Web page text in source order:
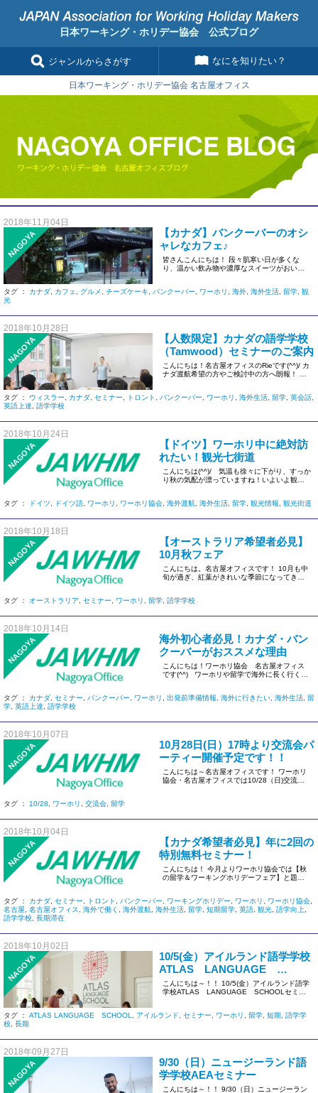
日本ワーキング・ホリデー協会 公式ブログ
ジャンルからさがす なにを知りたい？
日本ワーキング・ホリデー協会 名古屋オフィス
2018年11月04日
NAGOYA
【カナダ】バンクーバーのオシ
ャレなカフェ♪
皆さんこんにちは！ 段々肌寒い日が多くな
り、温かい飲み物や濃厚なスイーツがおいし
タグ ： カナダ, カフェ, グルメ , チーズケーキ, バンクーバー, ワーホリ , 海外, 海外生活, 留学, 観
光
2018年10月28日
NAGOYA
【人数限定】カナダの語学学校
（Tamwood）セミナーのご案内
こんにちは！名古屋オフィスのRieです(^^)/ カ
ナダ渡航希望の方やご検討中の方へ朗報！ カ
タグ ： ウィスラー, カナダ, セミナー, トロント , バンクーバー, ワーホリ , 海外生活, 留学, 英会話,
英語上達, 語学学校
2018年10月24日
NAGOYA
【ドイツ】ワーホリ中に絶対訪
れたい！観光七街道
こんにちは(^^)/ 気温も徐々に下がり、すっか
り秋の気配が漂っていますね！いよいよ観光
タグ ：
ドイツ, ドイツ語, ワーホリ , ワーホリ協会, 海外渡航, 海外生活, 留学, 観光情報, 観光街道
2018年10月18日
NAGOYA
【オーストラリア希望者必見】
10月秋フェア
こんにちは。名古屋オフィスです！ 10月も中
旬が過ぎ、紅葉がきれいな季節になってきま
タグ ： オーストラリア, セミナー, ワーホリ , 留学, 語学学校
2018年10月14日
NAGOYA
海外初心者必見！カナダ・バン
クーバーがおススメな理由
こんにちは！ワーホリ協会 名古屋オフィス
です(^^) ワーホリや留学で海外に長く行くの
タグ ： カナダ, セミナー, バンクーバー, ワーホリ , 出発前準備情報, 海外に行きたい, 海外生活, 留
学, 英語上達, 語学学校
2018年10月07日
NAGOYA
10月28日(日）17時より交流会パ
ーティー開催予定です！！
こんにちは～名古屋オフィスです！ ワーホリ
協会・名古屋オフィスでは10/28（日)交流会
タグ ： 10/28, ワーホリ , 交流会, 留学
2018年10月04日
NAGOYA
【カナダ希望者必見】年に2回の
特別無料セミナー！
こんにちは！ 今月よりワーホリ協会では【秋
の留学＆ワーキングホリデーフェア】と題し
タグ ： カナダ, セミナー, トロント , バンクーバー, ワーキングホリデー, ワーホリ , ワーホリ協会,
名古屋, 名古屋オフィス, 海外で働く , 海外渡航, 海外生活, 留学, 短期留学, 英語, 観光, 語学向上,
語学学校, 長期滞在
2018年10月02日
NAGOYA
10/5(金）アイルランド語学学校
ATLAS LANGUAGE
SCHOOLセミナー
こんにちは～！！ 10/5(金）アイルランド語学
学校ATLAS LANGUAGE SCHOOLセミナ
タグ ： ATLAS LANGUAGE SCHOOL, アイルランド, セミナー, ワーホリ , 留学, 短期, 語学学
校, 長期
2018年09月27日
NAGOYA
9/30（日）ニュージーランド語
学学校AEAセミナー
こんにちは～！！ 9/30（日）ニュージーラン